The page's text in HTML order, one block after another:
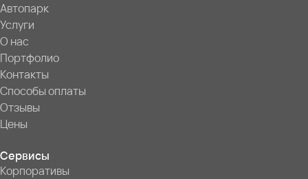
Автопарк
Услуги
О нас
Портфолио
Контакты
Способы оплаты
Отзывы
Цены
Сервисы
Корпоративы